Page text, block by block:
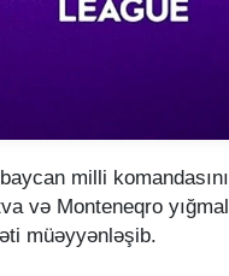
milli
və Monteneqro
müəyyənləşib.